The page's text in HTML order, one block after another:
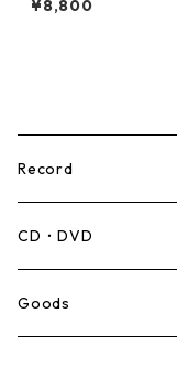
¥8,800
Record
Mento,Calypso,Ballad
Ska
CD・DVD
Goods